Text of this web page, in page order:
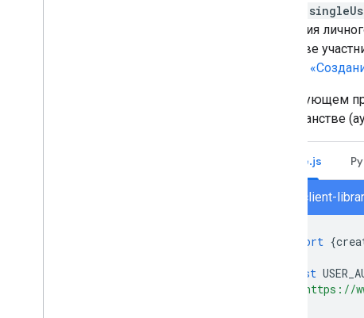
создания
качестве
раздел
В следующем
пространстве
Node.js
chat/client-
import {
const
'https://